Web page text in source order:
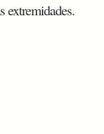
extremidades.